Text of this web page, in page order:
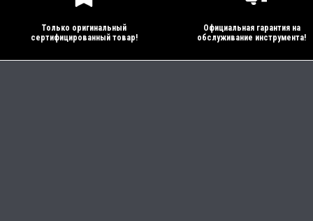
Только оригинальный
сертифицированный товар!
Официальная гарантия на
обслуживание инструмента!